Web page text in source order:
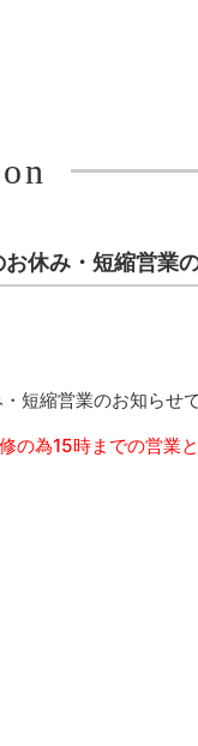
休み・短縮営業
短縮営業のお知らせ
為15時までの営業と